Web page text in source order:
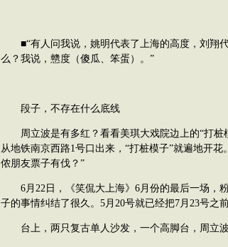
■“有人问我说，姚明代表了上海的高度，刘翔
么？我说，戆度（傻瓜、笨蛋）。”
段子，不存在什么底线
周立波是有多红？看看美琪大戏院边上的“打桩
从地铁南京西路1号口出来，“打桩模子”就遍地开
侬朋友票子有伐？”
6月22日，《笑侃大上海》6月份的最后一场，
子的事情纠结了很久。5月20号就已经把7月23号之
台上，两只复古单人沙发，一个高脚台，周立波